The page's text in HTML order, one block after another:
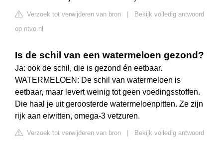
Verzoek tot verwijderen van bron
Bekijk volledig antwoord
op ntvo.nl
Is de schil van een watermeloen gezond?
Ja: ook de schil, die is gezond én eetbaar.
WATERMELOEN: De schil van watermeloen is
eetbaar, maar levert weinig tot geen voedingsstoffen.
Die haal je uit geroosterde watermeloenpitten. Ze zijn
rijk aan eiwitten, omega-3 vetzuren.
Verzoek tot verwijderen van bron
Bekijk volledig antwoord